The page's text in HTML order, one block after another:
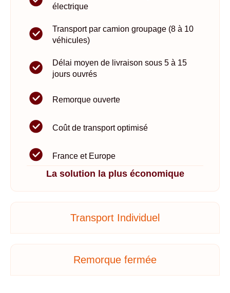
Transport Individuel
Remorque fermée
électrique
Transport par camion groupage (8 à 10
véhicules)
Délai moyen de livraison sous 5 à 15
jours ouvrés
Remorque ouverte
Coût de transport optimisé
France et Europe
La solution la plus économique